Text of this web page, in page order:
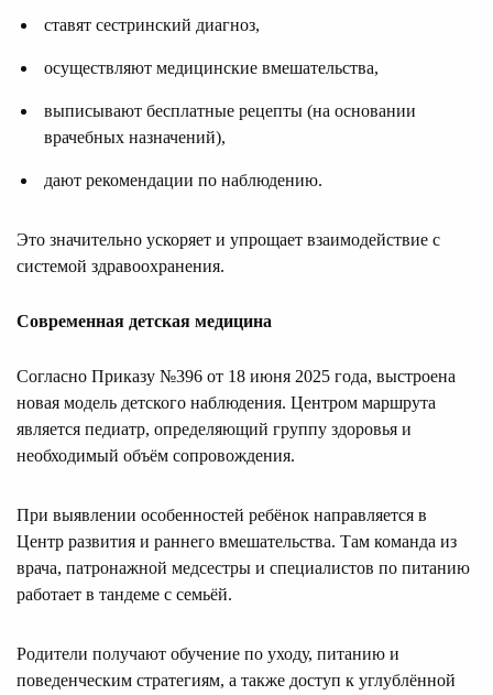
ставят сестринский диагноз,
осуществляют медицинские вмешательства,
выписывают бесплатные рецепты (на основании
врачебных назначений),
дают рекомендации по наблюдению.
Это значительно ускоряет и упрощает взаимодействие с
системой здравоохранения.
Современная детская медицина
Согласно Приказу №396 от 18 июня 2025 года, выстроена
новая модель детского наблюдения. Центром маршрута
является педиатр, определяющий группу здоровья и
необходимый объём сопровождения.
При выявлении особенностей ребёнок направляется в
Центр развития и раннего вмешательства. Там команда из
врача, патронажной медсестры и специалистов по питанию
работает в тандеме с семьёй.
Родители получают обучение по уходу, питанию и
поведенческим стратегиям, а также доступ к углублённой